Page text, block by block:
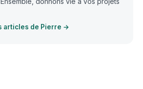
articles de Pierre →